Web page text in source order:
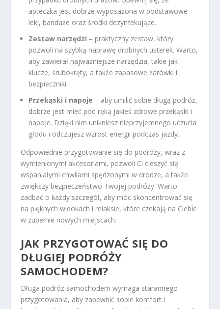
apteczka jest dobrze wyposażona w podstawowe
leki, bandaże oraz środki dezynfekujące.
Zestaw narzędzi – praktyczny zestaw, który
pozwoli na szybką naprawę drobnych usterek. Warto,
aby zawierał najważniejsze narzędzia, takie jak
klucze, śrubokręty, a także zapasowe żarówki i
bezpieczniki.
Przekąski i napoje – aby umilić sobie długą podróż,
dobrze jest mieć pod ręką jakieś zdrowe przekąski i
napoje. Dzięki nim unikniesz nieprzyjemnego uczucia
głodu i odczujesz wzrost energii podczas jazdy.
Odpowiednie przygotowanie się do podróży, wraz z
wymienionymi akcesoriami, pozwoli Ci cieszyć się
wspaniałymi chwilami spędzonymi w drodze, a także
zwiększy bezpieczeństwo Twojej podróży. Warto
zadbać o każdy szczegół, aby móc skoncentrować się
na pięknych widokach i relaksie, które czekają na Ciebie
w zupełnie nowych miejscach.
JAK PRZYGOTOWAĆ SIĘ DO
DŁUGIEJ PODRÓŻY
SAMOCHODEM?
Długa podróż samochodem wymaga starannego
przygotowania, aby zapewnić sobie komfort i